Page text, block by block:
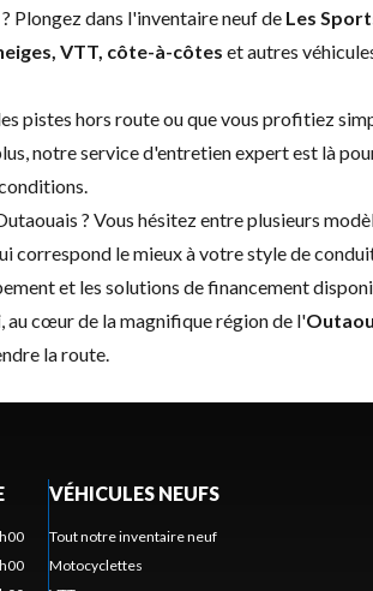
Plongez dans l'inventaire neuf de Les
VTT, côte-à-côtes et autres
pistes hors route ou que vous profitiez
notre service d'entretien expertest là
? Vous hésitez entre plusieurs
correspond le mieux à votre style de
et les solutions de financement
, au cœur de la magnifique région de l'
la route.
VÉHICULES NEUFS
Tout notre inventaire neuf
Motocyclettes